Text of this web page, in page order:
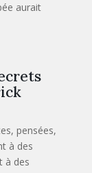
aurait
pensées,
à des
à des